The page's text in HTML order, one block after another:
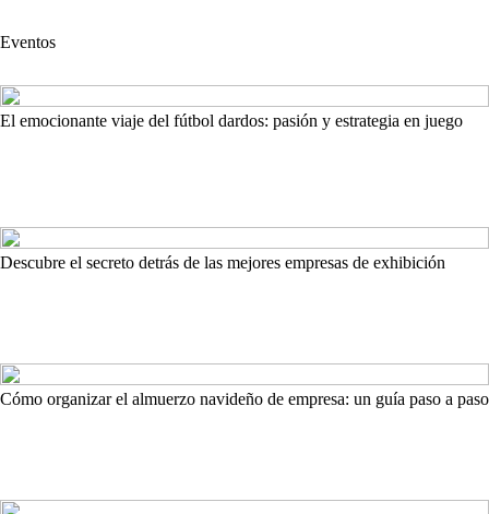
Eventos
El emocionante viaje del fútbol dardos: pasión y estrategia en juego
Descubre el secreto detrás de las mejores empresas de exhibición
Cómo organizar el almuerzo navideño de empresa: un guía paso a paso